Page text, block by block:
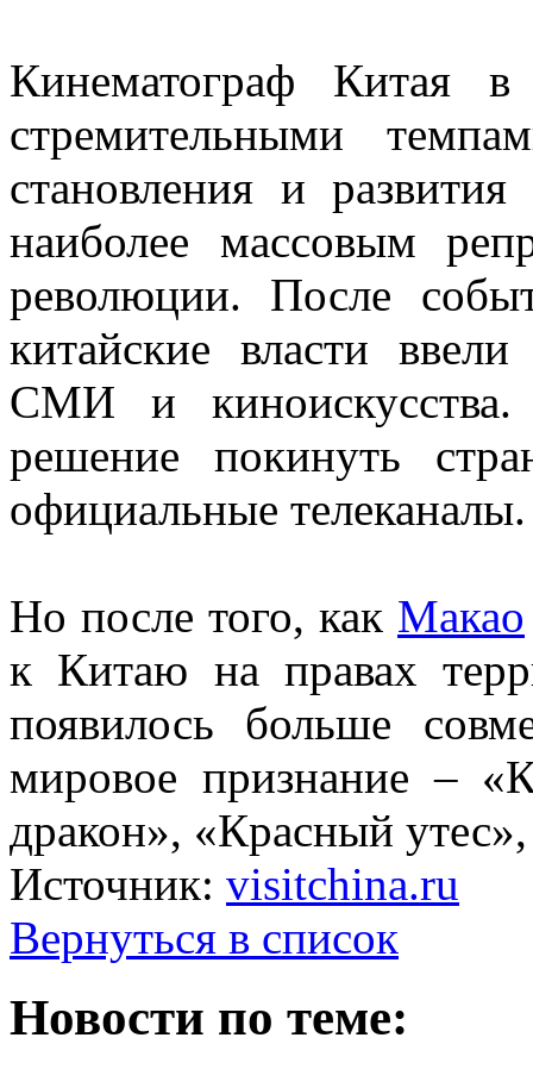
Кинематограф Китая в
стремительными
становления и
наиболее массовым
революции. После
китайские власти
СМИ и
решение покинуть
официальные телеканалы.
Но после того, как Макао
к Китаю на правах
появилось больше
мировое признание –
дракон», «Красный
Источник: visitchina.ru
Вернуться в список
Новости по теме: